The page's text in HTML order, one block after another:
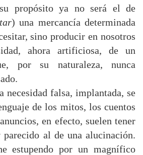
propósito ya no será el de
) una mercancía determinada
sino producir en nosotros
ahora artificiosa, de un
por su naturaleza, nunca
necesidad falsa, implantada, se
de los mitos, los cuentos
en efecto, suelen tener
al de una alucinación.
estupendo por un magnífico